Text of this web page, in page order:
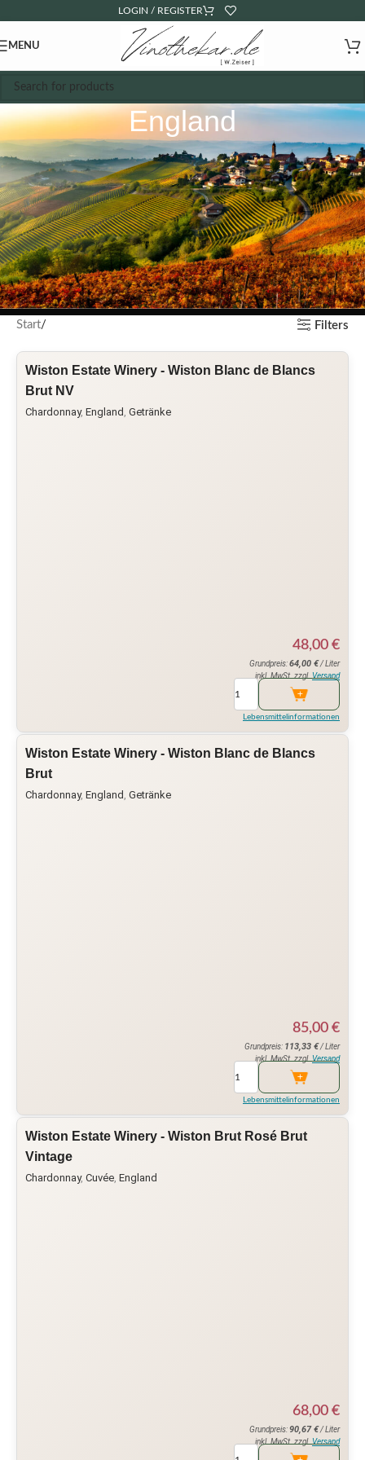
LOGIN / REGISTER
MENU
England
Start Filters
Wiston Estate Winery - Wiston Blanc de Blancs
Brut NV
Chardonnay, England , Getränke
48,00 €
Grundpreis:64,00 €/ Liter
inkl. MwSt. zzgl. Versand
Lebensmittelinformationen
Wiston Estate Winery - Wiston Blanc de Blancs
Brut
Chardonnay, England , Getränke
85,00 €
Grundpreis: 113,33 €/ Liter
inkl. MwSt. zzgl. Versand
Lebensmittelinformationen
Wiston Estate Winery - Wiston Brut Rosé Brut
Vintage
Chardonnay, Cuvée, England
68,00 €
Grundpreis:90,67€/ Liter
inkl. MwSt. zzgl. Versand